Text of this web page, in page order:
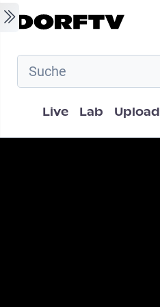
Skip to main content
Hauptnavigation
Live Lab Upload